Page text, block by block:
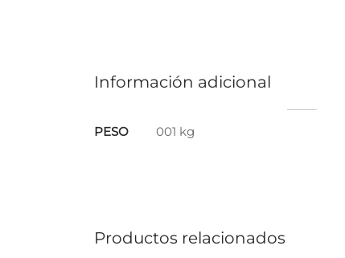
Información adicional
PESO 001 kg
Productos relacionados